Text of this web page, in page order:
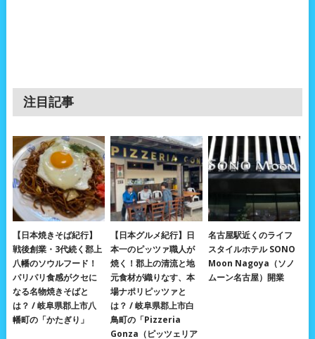
注目記事
【日本焼きそば紀行】
戦後創業・3代続く郡上
八幡のソウルフード！
パリパリ食感がクセに
なる名物焼きそばと
は？ / 岐阜県郡上市八
幡町の「かたぎり」
【日本グルメ紀行】日
本一のピッツァ職人が
焼く！郡上の清流と地
元食材が織りなす、本
場ナポリピッツァと
は？ / 岐阜県郡上市白
鳥町の「Pizzeria
Gonza（ピッツェリア
名古屋駅近くのライフ
スタイルホテル SONO
Moon Nagoya（ソノ
ムーン名古屋）開業